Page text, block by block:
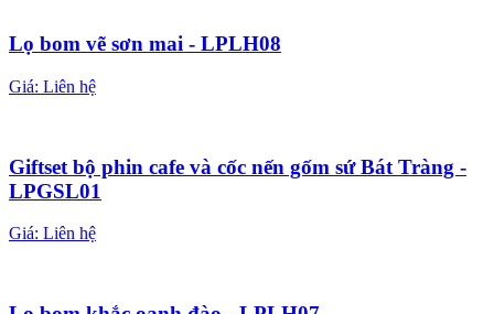
Lọ bom vẽ sơn mai - LPLH08
Giá: Liên hệ
Giftset bộ phin cafe và cốc nến gốm sứ Bát Tràng -
LPGSL01
Giá: Liên hệ